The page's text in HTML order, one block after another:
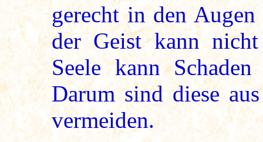
gerecht in den Augen
der Geist kann
Seele kann
Darum sind diese
vermeiden.